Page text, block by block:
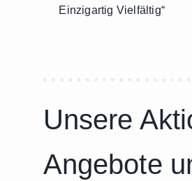
Einzigartig Vielfältig“
Unsere
Angebote